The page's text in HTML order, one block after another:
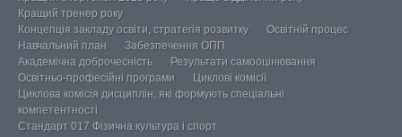
Кращий тренер року
Концепція закладу освіти, стратегія розвитку
Освітній процес
Навчальний план
Забезпечення ОПП
Академічна доброчесність
Результати самооцінювання
Освітньо-професійні програми
Циклові комісії
Циклова комісія дисциплін, які формують спеціальні
компетентності
Стандарт 017 Фізична культура і спорт